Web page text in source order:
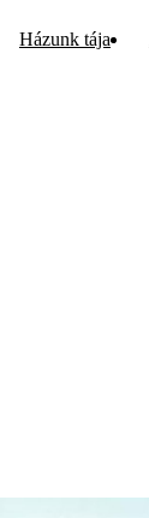
Házunk tája